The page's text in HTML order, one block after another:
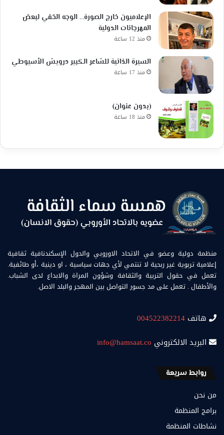
الإعلاميون خارج الصورة… الوجه الخفي لبعض
المهرجانات الدولية
منذ 12 ساعة
السيرة الذاتية للشاعر الكبير درويش الأسيوطي
منذ 17 ساعة
(بدون عنوان)
منذ 18 ساعة
منظمة دولية وعضو في الاتحاد الاوروبي والدول الإسكندنافية ثقافية
إعلامية تربوية غير ربحية لا تنتمي لأي جهات سياسية ، او دينية ،أو طائفية.
تعمل في حقول التربية والثقافة وشؤون المراة والابداع لدى الشباب.
والأطفال . تعمل على مد جسور التواصل بين المهجر والبلد الاصل.
هاتف 004522382214
البريد الالكتروني info@hamsaat.co
روابط سريعة
من نحن
برامج المنظمة
نشاطات المنظمة